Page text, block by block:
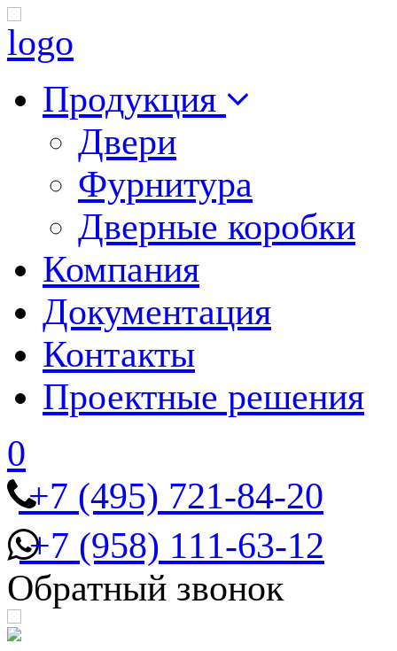
Продукция
Двери
Фурнитура
Дверные коробки
Компания
Документация
Контакты
Проектные решения
0
+7 (495) 721-84-20
+7 (958) 111-63-12
Обратный звонок